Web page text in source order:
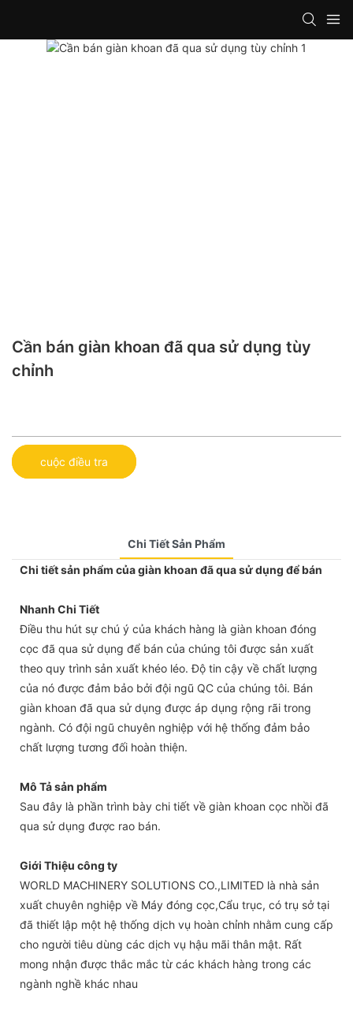
Cần bán giàn khoan đã qua sử dụng tùy
chỉnh
cuộc điều tra
Chi Tiết Sản Phẩm
Chi tiết sản phẩm của giàn khoan đã qua sử dụng để bán
Nhanh Chi Tiết
Điều thu hút sự chú ý của khách hàng là giàn khoan đóng
cọc đã qua sử dụng để bán của chúng tôi được sản xuất
theo quy trình sản xuất khéo léo. Độ tin cậy về chất lượng
của nó được đảm bảo bởi đội ngũ QC của chúng tôi. Bán
giàn khoan đã qua sử dụng được áp dụng rộng rãi trong
ngành. Có đội ngũ chuyên nghiệp với hệ thống đảm bảo
chất lượng tương đối hoàn thiện.
Mô Tả sản phẩm
Sau đây là phần trình bày chi tiết về giàn khoan cọc nhồi đã
qua sử dụng được rao bán.
Giới Thiệu công ty
WORLD MACHINERY SOLUTIONS CO.,LIMITED là nhà sản
xuất chuyên nghiệp về Máy đóng cọc,Cẩu trục, có trụ sở tại
đã thiết lập một hệ thống dịch vụ hoàn chỉnh nhằm cung cấp
cho người tiêu dùng các dịch vụ hậu mãi thân mật. Rất
mong nhận được thắc mắc từ các khách hàng trong các
ngành nghề khác nhau